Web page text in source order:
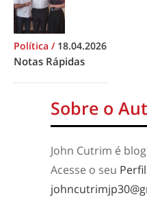
Política / 18.04.2026
Notas Rápidas
Sobre o
John Cutrim é
Acesse o seu